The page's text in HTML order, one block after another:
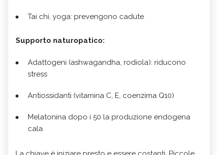
Tai chi, yoga: prevengono cadute
Supporto naturopatico:
Adattogeni (ashwagandha, rodiola): riducono
stress
Antiossidanti (vitamina C, E, coenzima Q10)
Melatonina dopo i 50 la produzione endogena
cala